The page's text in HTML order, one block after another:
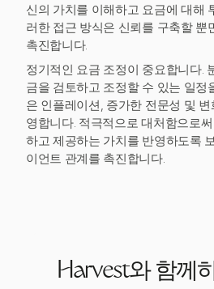
신의 가치를 이해하고 요금에 대해
러한 접근 방식은 신뢰를 구축할 뿐
촉진합니다.
정기적인 요금 조정이 중요합니다.
금을 검토하고 조정할 수 있는 일정
은 인플레이션, 증가한 전문성 및
영합니다. 적극적으로 대처함으로
하고 제공하는 가치를 반영하도록
이언트 관계를 촉진합니다.
Harvest와 함께